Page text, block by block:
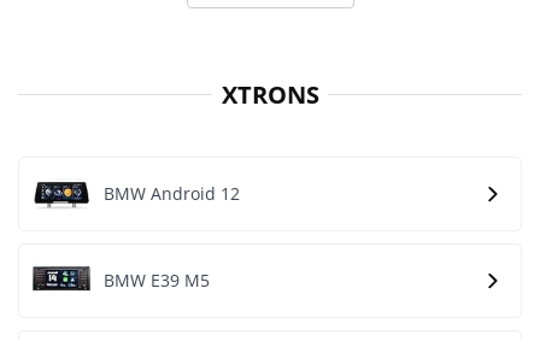
XTRONS
BMW Android 12
BMW E39 M5